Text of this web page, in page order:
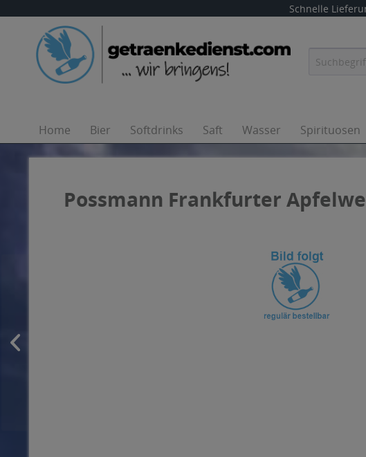
Schnelle
Home Bier Softdrinks Saft Wasser Spirituosen
Possmann Frankfurter